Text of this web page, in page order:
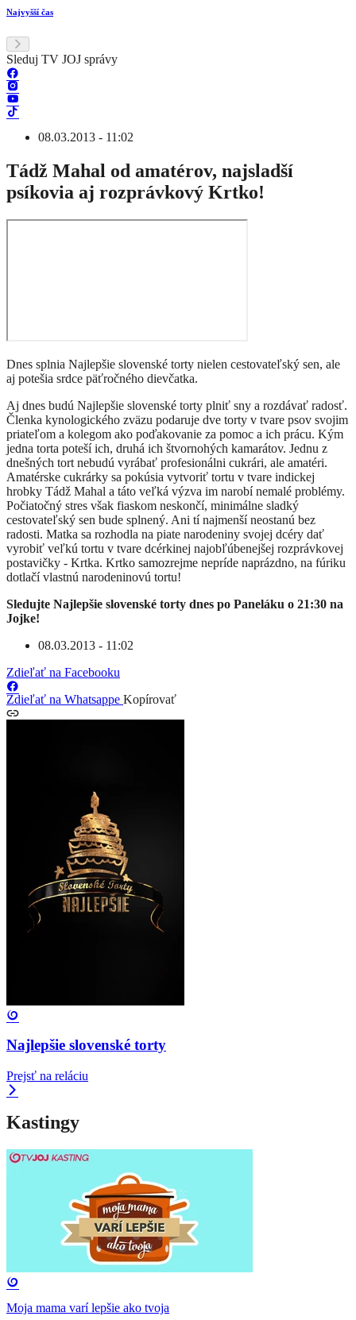
Najvyšší čas
Sleduj TV JOJ správy
08.03.2013 - 11:02
Tádž Mahal od amatérov, najsladší
psíkovia aj rozprávkový Krtko!
Dnes splnia Najlepšie slovenské torty nielen cestovateľský sen, ale
aj potešia srdce päťročného dievčatka.
Aj dnes budú Najlepšie slovenské torty plniť sny a rozdávať radosť.
Členka kynologického zväzu podaruje dve torty v tvare psov svojim
priateľom a kolegom ako poďakovanie za pomoc a ich prácu. Kým
jedna torta poteší ich, druhá ich štvornohých kamarátov. Jednu z
dnešných tort nebudú vyrábať profesionálni cukrári, ale amatéri.
Amatérske cukrárky sa pokúsia vytvoriť tortu v tvare indickej
hrobky Tádž Mahal a táto veľká výzva im narobí nemalé problémy.
Počiatočný stres však fiaskom neskončí, minimálne sladký
cestovateľský sen bude splnený. Ani tí najmenší neostanú bez
radosti. Matka sa rozhodla na piate narodeniny svojej dcéry dať
vyrobiť veľkú tortu v tvare dcérkinej najobľúbenejšej rozprávkovej
postavičky - Krtka. Krtko samozrejme nepríde naprázdno, na fúriku
dotlačí vlastnú narodeninovú tortu!
Sledujte Najlepšie slovenské torty dnes po Paneláku o 21:30 na
Jojke!
08.03.2013 - 11:02
Zdieľať na Facebooku
Zdieľať na Whatsappe Kopírovať
Najlepšie slovenské torty
Prejsť na reláciu
Kastingy
Moja mama varí lepšie ako tvoja